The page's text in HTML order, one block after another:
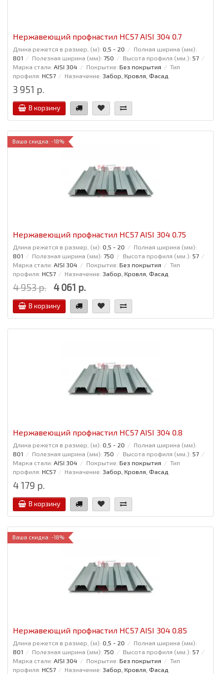
Нержавеющий профнастил НС57 AISI 304 0.7
Длина режется в размер, (м): 0,5 - 20
Полная ширина (мм):
801
Полезная ширина (мм): 750 Высота профиля (мм.): 57
Марка стали: AISI 304 Покрытие: Без покрытия
Тип
профиля: НС57 Назначение: Забор, Кровля, Фасад
3 951 р.
В корзину
Ваша скидка: -18%
Нержавеющий профнастил НС57 AISI 304 0.75
Длина режется в размер, (м): 0,5 - 20
Полная ширина (мм):
801
Полезная ширина (мм): 750 Высота профиля (мм.): 57
Марка стали: AISI 304 Покрытие: Без покрытия
Тип
профиля: НС57 Назначение: Забор, Кровля, Фасад
4 953 р. 4 061 р.
В корзину
Нержавеющий профнастил НС57 AISI 304 0.8
Длина режется в размер, (м): 0,5 - 20
Полная ширина (мм):
801
Полезная ширина (мм): 750 Высота профиля (мм.): 57
Марка стали: AISI 304 Покрытие: Без покрытия
Тип
профиля: НС57 Назначение: Забор, Кровля, Фасад
4 179 р.
В корзину
Ваша скидка: -18%
Нержавеющий профнастил НС57 AISI 304 0.85
Длина режется в размер, (м): 0,5 - 20
Полная ширина (мм):
801
Полезная ширина (мм): 750 Высота профиля (мм.): 57
Марка стали: AISI 304 Покрытие: Без покрытия
Тип
профиля: НС57 Назначение: Забор, Кровля, Фасад